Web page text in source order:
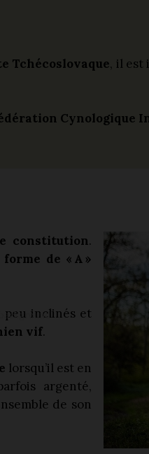
Tchécoslovaque, il est
Cynologique
constitution.
de « A »
peu inclinés et
vif.
lorsqu’il est en
argenté,
de son